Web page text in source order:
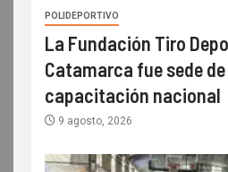
POLIDEPORTIVO
La Fundación Tiro
Catamarca fue sede
capacitación nacional
9 agosto, 2026